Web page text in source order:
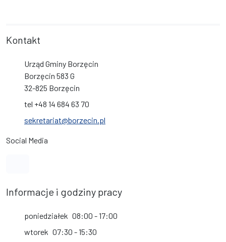
Kontakt
Urząd Gminy Borzęcin
Borzęcin 583 G
32-825 Borzęcin
tel +48 14 684 63 70
sekretariat@borzecin.pl
Social Media
Informacje i godziny pracy
poniedziałek 08:00 - 17:00
wtorek 07:30 - 15:30